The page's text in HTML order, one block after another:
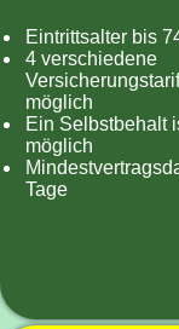
Eintrittsalter bis
4 verschiedene
möglich
Ein Selbstbehalt
möglich
Tage